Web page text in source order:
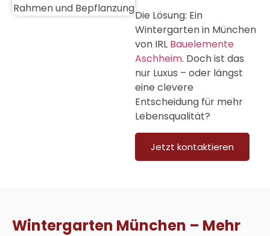
Die Lösung: Ein
Wintergarten in München
von IRL Bauelemente
Aschheim. Doch ist das
nur Luxus – oder längst
eine clevere
Entscheidung für mehr
Lebensqualität?
Jetzt kontaktieren
Wintergarten München – Mehr